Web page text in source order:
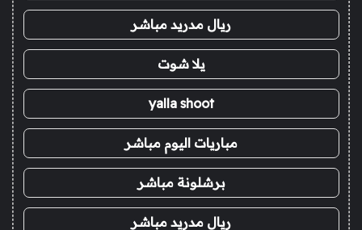
ريال مدريد مباشر
يلا شوت
yalla shoot
مباريات اليوم مباشر
برشلونة مباشر
ريال مدريد مباشر